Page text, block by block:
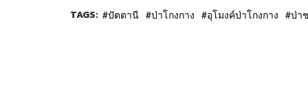
TAGS: ปัตตานี ป่าโกงกาง อุโมงค์ป่าโกงกาง ป่า